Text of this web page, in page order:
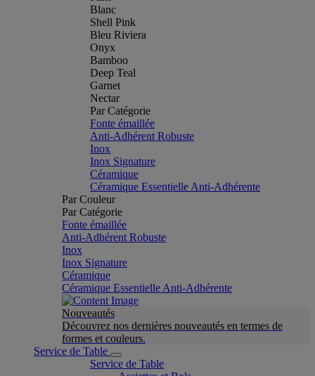
Blanc
Shell Pink
Bleu Riviera
Onyx
Bamboo
Deep Teal
Garnet
Nectar
Par Catégorie
Fonte émaillée
Anti-Adhérent Robuste
Inox
Inox Signature
Céramique
Céramique Essentielle Anti-Adhérente
Par Couleur
Par Catégorie
Fonte émaillée
Anti-Adhérent Robuste
Inox
Inox Signature
Céramique
Céramique Essentielle Anti-Adhérente
Nouveautés
Découvrez nos dernières nouveautés en termes de
formes et couleurs.
Service de Table
Service de Table